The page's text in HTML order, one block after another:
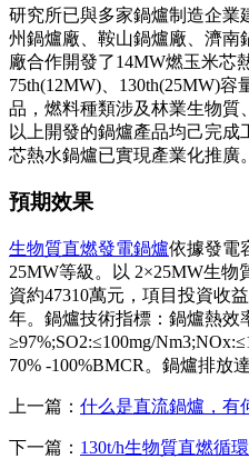
研究所已與多家鍋爐制造企業
州鍋爐廠、鞍山鍋爐廠、濟南
廠合作開發了14MW燃玉米芯
75th(12MW)、130th(25MW)
品，燃料種類涉及林業生物質
以上開發的鍋爐產品均己完
芯熱水鍋爐已實現產業化推廣。
預期效果
生物質直燃發電鍋爐依據發電
25MW等級。以 2×25MW生
資約47310萬元，項目投資收
年。鍋爐技術指標：鍋爐熱效
≥97%;SO2:≤100mg/
70% -100%BMCR。鍋爐排放
上一篇： 什么是直流鍋爐，有
下一篇： 130t/h生物質直燃循